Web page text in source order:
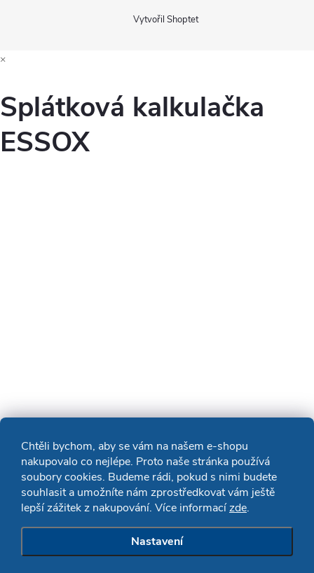
Chtěli bychom, aby se vám na našem e-shopu
nakupovalo co nejlépe. Proto naše stránka používá
soubory cookies. Budeme rádi, pokud s nimi budete
souhlasit a umožníte nám zprostředkovat vám ještě
lepší zážitek z nakupování. Více informacízde.
Nastavení
Vytvořil Shoptet
×
Splátková kalkulačka
ESSOX